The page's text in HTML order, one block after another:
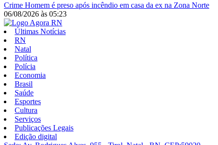
Crime Homem é preso após incêndio em casa da ex na Zona Norte
06/08/2026 às 05:23
Últimas Notícias
RN
Natal
Política
Polícia
Economia
Brasil
Saúde
Esportes
Cultura
Serviços
Publicações Legais
Edição digital